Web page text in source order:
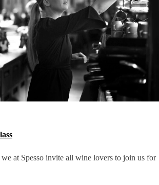
at Spesso invite all wine lovers to join us for